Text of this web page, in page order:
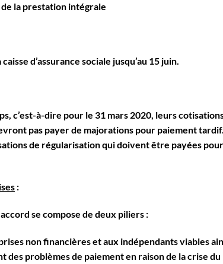
la prestation intégrale
d’assurance sociale jusqu’au 15 juin.
c’est-à-dire pour le 31 mars 2020, leurs
pas payer de majorations pour paiement tardif.
de régularisation qui doivent être payées
:
se compose de deux piliers :
non financières et aux indépendants viables
problèmes de paiement en raison de la crise du